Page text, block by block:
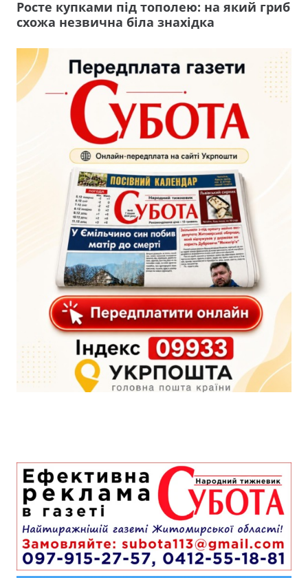
Росте купками під тополею: на який гриб
схожа незвична біла знахідка